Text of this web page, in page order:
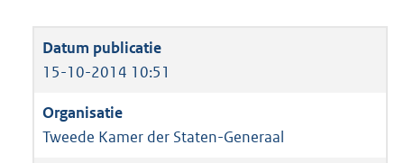
15-10-2014 10:51
Tweede Kamer der Staten-Generaal